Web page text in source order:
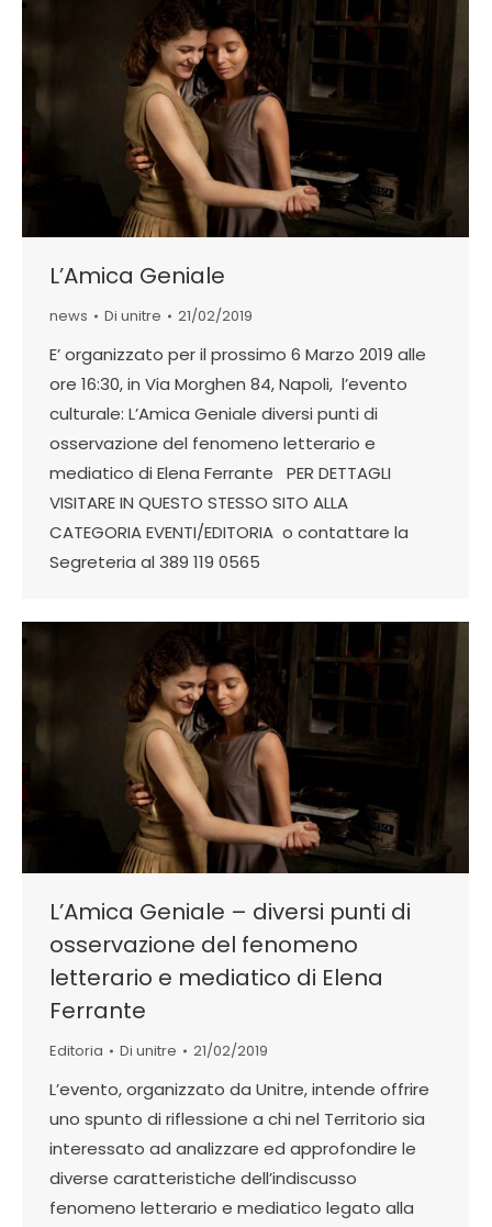
L’Amica Geniale
news Di unitre 21/02/2019
E’ organizzato per il prossimo 6 Marzo 2019 alle
ore 16:30, in Via Morghen 84, Napoli, l’evento
culturale: L’Amica Geniale diversi punti di
osservazione del fenomeno letterario e
mediatico di Elena Ferrante PER DETTAGLI
VISITARE IN QUESTO STESSO SITO ALLA
CATEGORIA EVENTI/EDITORIA o contattare la
Segreteria al 389 119 0565
L’Amica Geniale – diversi punti di
osservazione del fenomeno
letterario e mediatico di Elena
Ferrante
Editoria Di unitre 21/02/2019
L’evento, organizzato da Unitre, intende offrire
uno spunto di riflessione a chi nel Territorio sia
interessato ad analizzare ed approfondire le
diverse caratteristiche dell’indiscusso
fenomeno letterario e mediatico legato alla